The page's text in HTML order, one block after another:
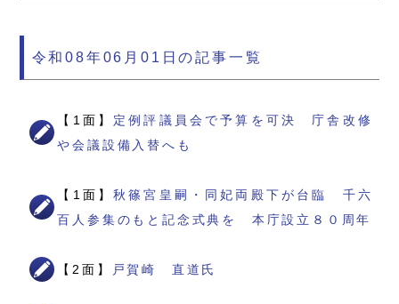
令和08年06月01日の記事一覧
【1面】 定例評議員会で予算を可決 庁舎改修
や会議設備入替へも
【1面】秋篠宮皇嗣・同妃両殿下が台臨 千六
百人参集のもと記念式典を 本庁設立８０周年
【2面】 戸賀崎 直道氏